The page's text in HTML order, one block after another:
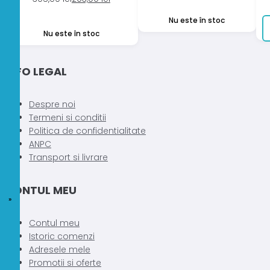
fost:
203,00 lei.
Nu este în stoc
Nu este în stoc
INFO LEGAL
Despre noi
Termeni si conditii
Politica de confidentialitate
ANPC
Transport si livrare
CONTUL MEU
Contul meu
Istoric comenzi
Adresele mele
Promotii si oferte